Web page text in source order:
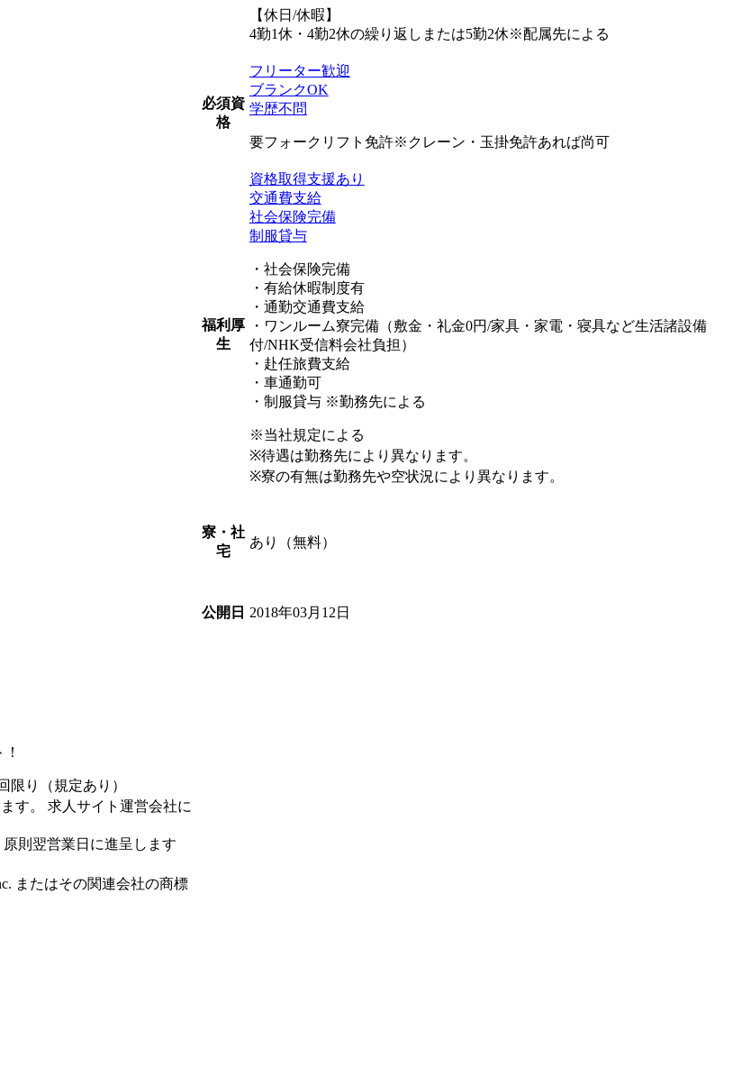
り（規定あり）
す。 求人サイト運営会社に
則翌営業日に進呈します
またはその関連会社の商標
【休日/休暇】
4勤1休・4勤2休の繰り返しまたは5勤2休※配属先による
必須資
格
フリーター歓迎
ブランクOK
学歴不問
要フォークリフト免許※クレーン・玉掛免許あれば尚可
福利厚
生
資格取得支援あり
交通費支給
社会保険完備
制服貸与
・社会保険完備
・有給休暇制度有
・通勤交通費支給
・ワンルーム寮完備（敷金・礼金0円/家具・家電・寝具など生活諸設備
付/NHK受信料会社負担）
・赴任旅費支給
・車通勤可
・制服貸与 ※勤務先による
※当社規定による
※待遇は勤務先により異なります。
※寮の有無は勤務先や空状況により異なります。
寮・社
宅
あり（無料）
公開日 2018年03月12日